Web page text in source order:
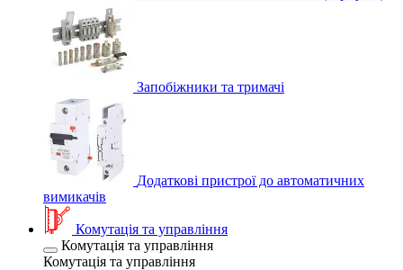
Запобіжники та тримачі
Додаткові пристрої до автоматичних
вимикачів
Комутація та управління
Комутація та управління
Комутація та управління